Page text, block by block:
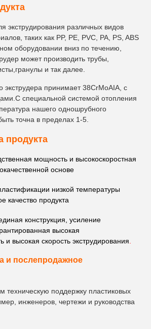
экструдирования различных видов
таких как PP, PE, PVC, PA, PS, ABS
оборудовании вниз по течению,
может производить трубы,
и так далее.
экструдера принимает 38CrMoAIA, с
специальной системой отопления
нашего одношрубного
точна в пределах 1-5.
продукта
мощность и высокоскоростная
основе
низкой температуры
качество продукта
конструкция, усиление
высокая
и высокая скорость экструдирования
и послепродажное
техническую поддержку пластиковых
инженеров, чертежи и руководства